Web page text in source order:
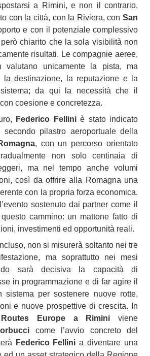
a Rimini, e non il contrario,
con la città, con la Riviera, con San
e con il potenziale complessivo
chiarito che la sola visibilità non
risultati. Le compagnie aeree,
valutano unicamente la pista, ma
la destinazione, la reputazione e la
da qui la necessità che il
coesione e concretezza.
Federico Felliniè stato indicato
pilastro aeroportuale della
, con un percorso orientato
non solo centinaia di
ma nel tempo anche volumi
così da offrire alla Romagna una
con la propria forza economica.
sostenuto dai partner come il
cammino: un mattone fatto di
investimenti ed opportunità reali.
non si misurerà soltanto nei tre
ma soprattutto nei mesi
sarà decisiva la capacità di
in programmazione e di far agire il
sistema per sostenere nuove rotte,
e nuove prospettive di crescita. In
Routes Europe a Rimini viene
come l’avvio concreto del
Federico Fellini a diventare una